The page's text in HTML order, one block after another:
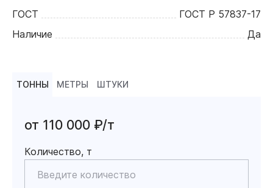
ГОСТ
ГОСТ Р 57837-17
Наличие
Да
ТОННЫ МЕТРЫ ШТУКИ
от 110 000 ₽/т
Количество, т